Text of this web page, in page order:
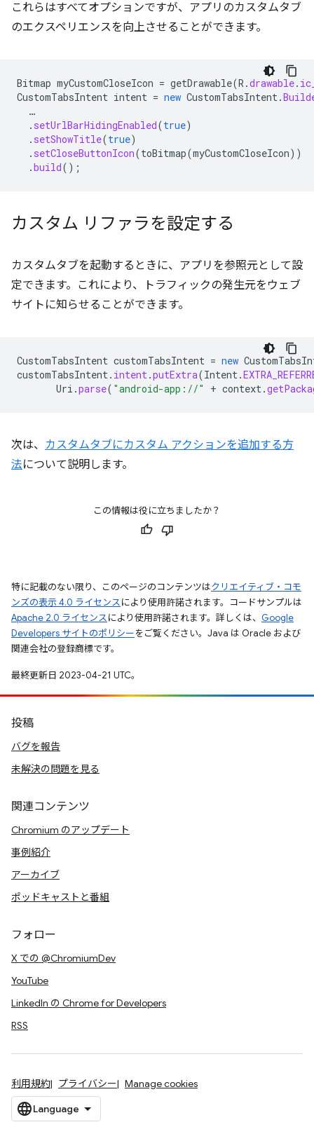
これらはすべてオプションですが、アプリのカスタムタブ
のエクスペリエンスを向上させることができます。
Bitmap myCustomCloseIcon = getDrawable(R .drawable.
CustomTabsIntent intent = new CustomTabsIntent.
…
. setUrlBarHidingEnabled(true)
. setShowTitle(true)
. setCloseButtonIcon(toBitmap(myCustomCloseIcon))
.build();
カスタム リファラを設定する
カスタムタブを起動するときに、アプリを参照元として設
定できます。これにより、トラフィックの発生元をウェブ
サイトに知らせることができます。
CustomTabsIntent customTabsIntent = new
customTabsIntent. intent.putExtra(Intent.
Uri .parse( "android-app://" + context.
次は、 カスタムタブにカスタム アクションを追加する方
法について説明します。
この情報は役に立ちましたか？
特に記載のない限り、このページのコンテンツはクリエイティブ・コモ
ンズの表示 4.0 ライセンスにより使用許諾されます。コードサンプルは
Apache 2.0 ライセンスにより使用許諾されます。詳しくは、 Google
Developers サイトのポリシーをご覧ください。Java は Oracle および
関連会社の登録商標です。
最終更新日 2023-04-21 UTC。
投稿
バグを報告
未解決の問題を見る
関連コンテンツ
Chromium のアップデート
事例紹介
アーカイブ
ポッドキャストと番組
フォロー
X での @ChromiumDev
YouTube
LinkedIn の Chrome for Developers
RSS
利用規約 プライバシー Manage cookies